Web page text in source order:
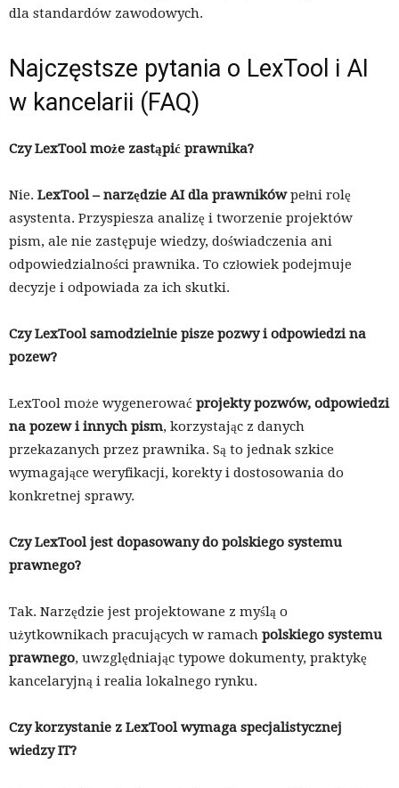
dla standardów zawodowych.
Najczęstsze pytania o LexTool i AI
w kancelarii (FAQ)
Czy LexTool może zastąpić prawnika?
Nie. LexTool – narzędzie AI dla prawnikówpełni rolę
asystenta. Przyspiesza analizę i tworzenie projektów
pism, ale nie zastępuje wiedzy, doświadczenia ani
odpowiedzialności prawnika. To człowiek podejmuje
decyzje i odpowiada za ich skutki.
Czy LexTool samodzielnie pisze pozwy i odpowiedzi na
pozew?
LexTool może wygenerować projekty pozwów, odpowiedzi
na pozew i innych pism, korzystając z danych
przekazanych przez prawnika. Są to jednak szkice
wymagające weryfikacji, korekty i dostosowania do
konkretnej sprawy.
Czy LexTool jest dopasowany do polskiego systemu
prawnego?
Tak. Narzędzie jest projektowane z myślą o
użytkownikach pracujących w ramach polskiego systemu
prawnego, uwzględniając typowe dokumenty, praktykę
kancelaryjną i realia lokalnego rynku.
Czy korzystanie z LexTool wymaga specjalistycznej
wiedzy IT?